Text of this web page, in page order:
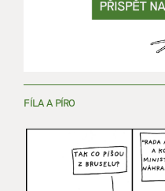
FÍLA A PÍRO